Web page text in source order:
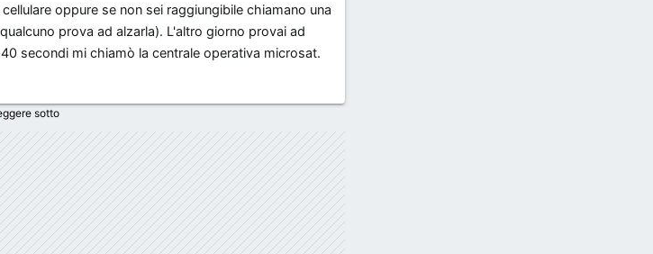
oppure se non sei raggiungibile chiamano una
prova ad alzarla). L'altro giorno provai ad
secondi mi chiamò la centrale operativa microsat.
sotto